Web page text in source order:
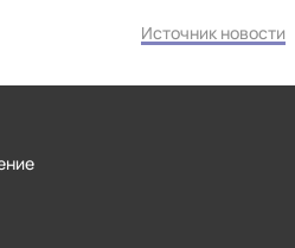
Источник новости